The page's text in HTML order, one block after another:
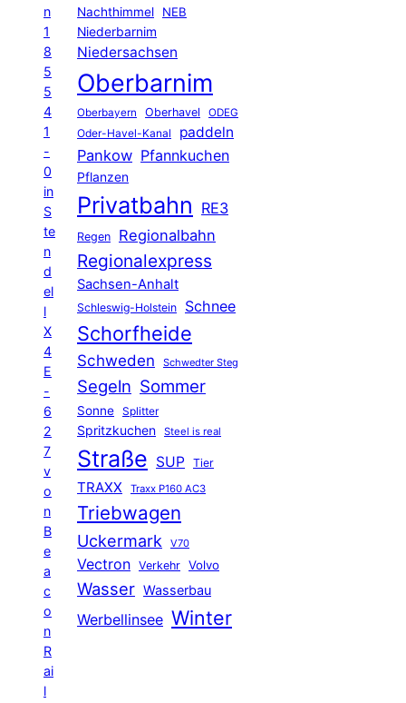
n
1
8
5
5
4
1
-
0
in
S
te
n
d
el
l
X
4
E
-
6
2
7
v
o
n
B
e
a
c
o
n
R
ai
l
Nachthimmel
NEB
Niederbarnim
Niedersachsen
Oberbarnim
Oberbayern Oberhavel ODEG
Oder-Havel-Kanal paddeln
Pankow Pfannkuchen
Pflanzen
Privatbahn RE3
Regen Regionalbahn
Regionalexpress
Sachsen-Anhalt
Schleswig-Holstein Schnee
Schorfheide
Schweden Schwedter Steg
Segeln Sommer
Sonne Splitter
Spritzkuchen Steel is real
Straße SUP Tier
TRAXX Traxx P160 AC3
Triebwagen
Uckermark V70
Vectron Verkehr Volvo
Wasser Wasserbau
Werbellinsee Winter